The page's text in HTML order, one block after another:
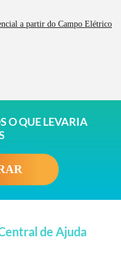
a partir do Campo Elétrico
O QUE LEVARIA
de Ajuda